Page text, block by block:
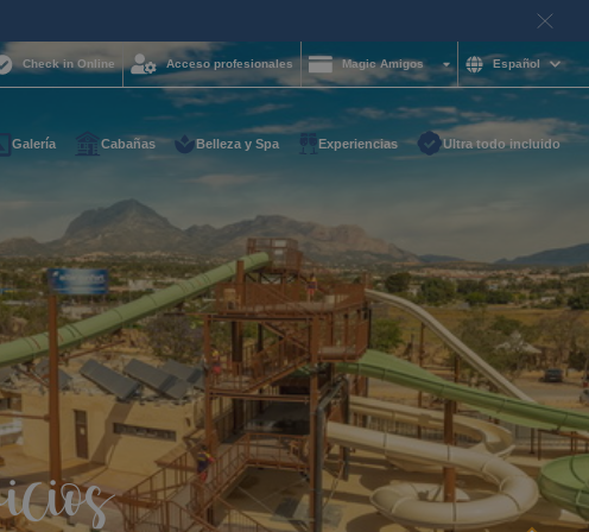
ayuda y quieres
con nosotros?
85 16 54
para ti a cualquier
te
Check in Online Acceso profesionales Magic Amigos Español
Galería Cabañas Belleza y Spa Experiencias Ultra todo incluido